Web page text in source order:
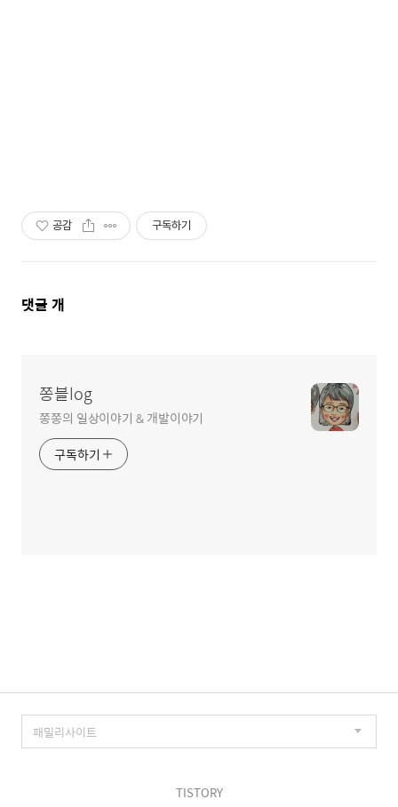
공감 구독하기
댓
댓글 개
쫑블log
쫑쫑의 일상이야기 & 개발이야기
구독하기
TISTORY